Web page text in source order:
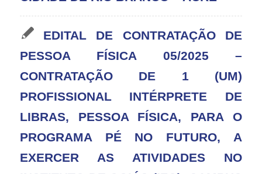
EDITAL DE CONTRATAÇÃO DE
PESSOA FÍSICA 05/2025 –
CONTRATAÇÃO DE 1 (UM)
PROFISSIONAL INTÉRPRETE DE
LIBRAS, PESSOA FÍSICA, PARA O
PROGRAMA PÉ NO FUTURO, A
EXERCER AS ATIVIDADES NO